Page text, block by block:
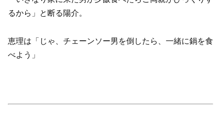
るから」と断る陽介。
恵理は「じゃ、チェーンソー男を倒したら、一緒に鍋を食
べよう」